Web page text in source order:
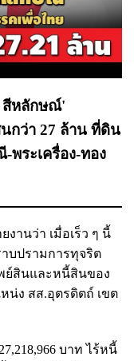
สีหลักษณ์'
กว่า 27 ล้าน ที่ดิน
พระเครื่อง-ทอง
ยงานว่า เมื่อเร็ว ๆ นี้
บปรามการทุจริต
ย์สินและหนี้สินของ
ง สส.อุตรดิตถ์ เขต
บาท ไร้หนี้